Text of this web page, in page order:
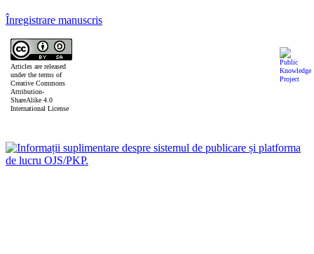
Înregistrare manuscris
Articles are released
under the terms of
Creative Commons
Attribution-
ShareAlike 4.0
International License